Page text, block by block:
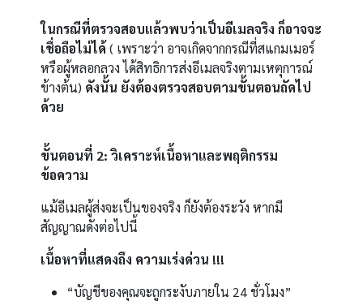
ในกรณีที่ตรวจสอบแล้วพบว่าเป็นอีเมลจริง ก็อาจจะ
เชื่อถือไม่ได้( เพราะว่า อาจเกิดจากกรณีที่สแกมเมอร์
หรือผู้หลอกลวง ได้สิทธิการส่งอีเมลจริงตามเหตุการณ์
ข้างต้น) ดังนั้น ยังต้องตรวจสอบตามขั้นตอนถัดไป
ด้วย
ขั้นตอนที่ 2: วิเคราะห์เนื้อหาและพฤติกรรม
ข้อความ
แม้อีเมลผู้ส่งจะเป็นของจริง ก็ยังต้องระวัง หากมี
สัญญาณดังต่อไปนี้
เนื้อหาที่แสดงถึง ความเร่งด่วน !!!
“บัญชีของคุณจะถูกระงับภายใน 24 ชั่วโมง”